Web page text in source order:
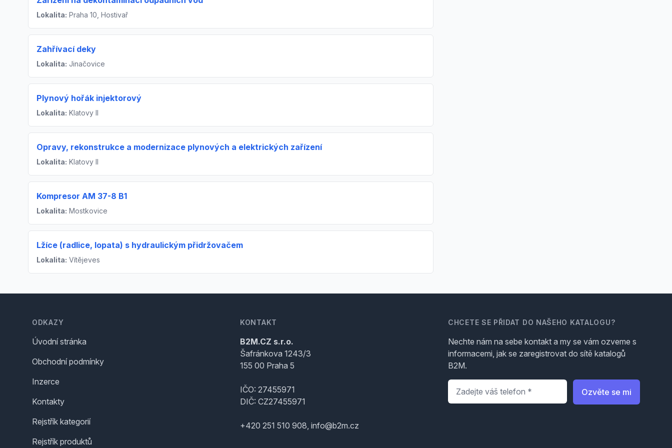
Lokalita: Praha 10, Hostivař
Zahřívací deky
Lokalita: Jinačovice
Plynový hořák injektorový
Lokalita: Klatovy II
Opravy, rekonstrukce a modernizace plynových a elektrických zařízení
Lokalita: Klatovy II
Kompresor AM 37-8 B1
Lokalita: Mostkovice
Lžíce (radlice, lopata) s hydraulickým přidržovačem
Lokalita: Vítějeves
ODKAZY
Úvodní stránka
Obchodní podmínky
Inzerce
Kontakty
Rejstřík kategorií
Rejstřík produktů
KONTAKT
B2M.CZ s.r.o.
Šafránkova 1243/3
155 00 Praha 5
IČO: 27455971
DIČ: CZ27455971
+420 251 510 908, info@b2m.cz
CHCETE SE PŘIDAT DO NAŠEHO KATALOGU?
Nechte nám na sebe kontakt a my se vám ozveme s
informacemi, jak se zaregistrovat do sítě katalogů
B2M.
Telefon
Ozvěte se mi